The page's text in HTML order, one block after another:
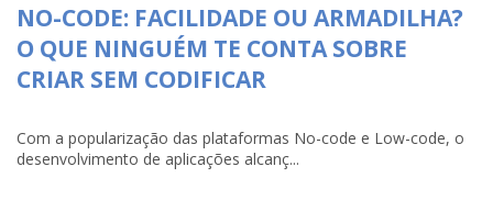
NO-CODE: FACILIDADE OU ARMADILHA?
O QUE NINGUÉM TE CONTA SOBRE
CRIAR SEM CODIFICAR
Com a popularização das plataformas No-code e Low-code, o
desenvolvimento de aplicações alcanç...